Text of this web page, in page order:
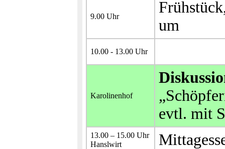
9.00 Uhr
um
10.00 - 13.00 Uhr
Karolinenhof
evtl. mit
13.00 – 15.00 Uhr
Hanslwirt